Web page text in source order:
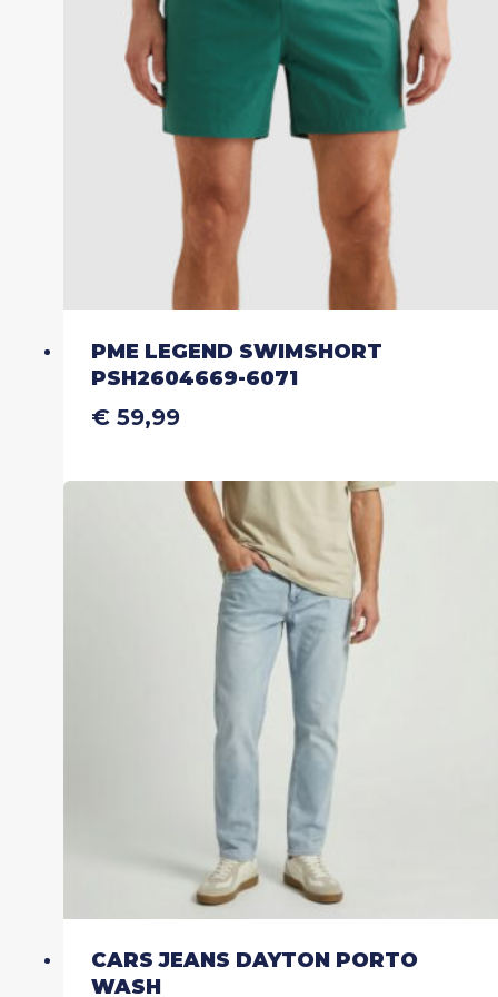
kan
gekozen
worden
op
de
productpagina
PME LEGEND SWIMSHORT
PSH2604669-6071
€59,99
meerdere
variaties.
Deze
optie
kan
gekozen
worden
de
productpagina
CARS JEANS DAYTON PORTO
WASH